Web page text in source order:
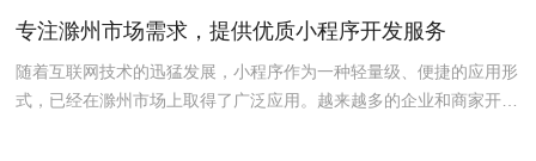
专注滁州市场需求，提供优质小程序开发服务
随着互联网技术的迅猛发展，小程序作为一种轻量级、便捷的应用形
式，已经在滁州市场上取得了广泛应用。越来越多的企业和商家开始